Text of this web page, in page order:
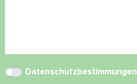
Datenschutzbestimmungen